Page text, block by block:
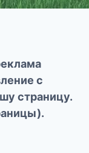
с
страницу.